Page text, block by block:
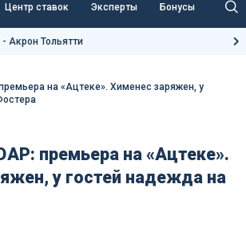
Центр ставок Эксперты Бонусы
Пресс-центр
Акрон Тольятти
на «Ацтеке». Хименес заряжен, у
премьера на «Ацтеке».
у гостей надежда на